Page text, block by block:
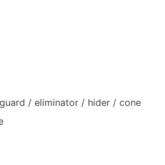
/ eliminator / hider / cone